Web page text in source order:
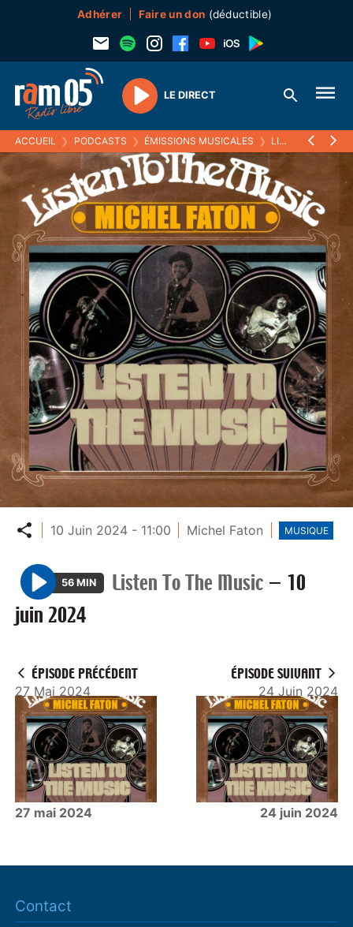
Adhérer Faire un don (déductible)
Play
LE DIRECT
ACCUEIL ❯ PODCASTS ❯ ÉMISSIONS MUSICALES ❯ LISTEN TO THE MUSIC
Partager
10 Juin 2024 - 11:00 Michel Faton MUSIQUE
P
l
56 MIN Listen To The Music — 10
juin 2024
ÉPISODE PRÉCÉDENT
27 Mai 2024
27 mai 2024
ÉPISODE SUIVANT
24 Juin 2024
24 juin 2024
Contact